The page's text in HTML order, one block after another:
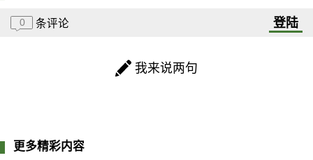
0 条评论 登陆
我来说两句
更多精彩内容